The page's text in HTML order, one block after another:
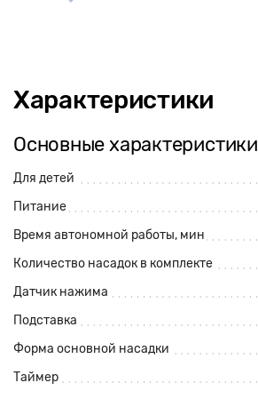
Характеристики
Основные характеристики
Для детей
Питание
Время автономной работы, мин
Количество насадок в комплекте
Датчик нажима
Подставка
Форма основной насадки
Таймер